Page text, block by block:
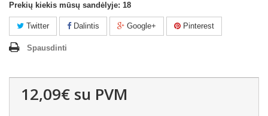
Prekių kiekis mūsų sandėlyje: 18
Twitter Dalintis Google+ Pinterest
Spausdinti
12,09€ su PVM